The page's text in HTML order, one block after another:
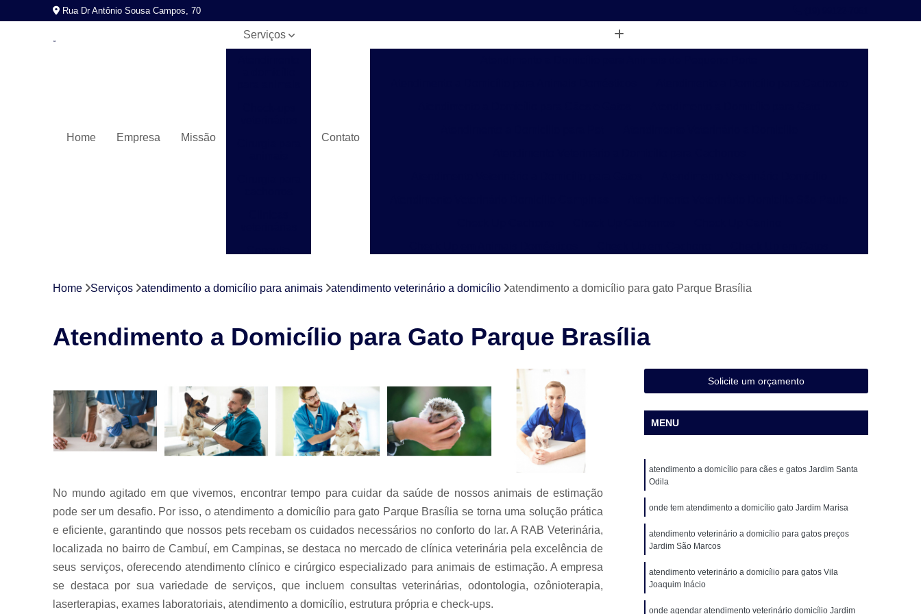
Rua Dr Antônio Sousa Campos, 70
Home Empresa Missão
Serviços
Exames
Exames para
animais
Limpeza de
tártaro
Odontologia
para animais
para animais
Odontologia
para pet
Ozonioterapia
animal
Veterinários
Contato
Check-up Veterinário em Cachorro
Check-up Veterinário para Gatos
Cirurgia em Animais Campinas
Cirurgia em Animais de Grande Porte
Cirurgia Ortopédica em Cachorro
Cirurgia Ortopédica para Cachorro
Cirurgia Ortopédica Veterinária
Cirurgia para Animais de Médio Porte
Cirurgia para Cachorros de Pequeno Porte
Cirurgia para Gatos
Cirurgia de Castração de Cachorro
Cirurgia de Catarata em Cães
Cirurgia de Catarata para Cachorro
Cirurgia de Patela em Cachorro
Cirurgia em Cachorro Idoso
Cirurgia Luxação de Patela Cães
Cirurgia para Cachorro Campinas
Cirurgia para Cachorro São Paulo
Clínica 24 Horas Veterinária
Clínica Veterinária
Clínica Veterinária 24 Horas
Clínica Veterinária com Atendimento a Domicílio
Home Serviços atendimento a domicílio para animais atendimento veterinário a domicílio atendimento a domicílio para gato Parque Brasília
Atendimento a Domicílio para Gato Parque Brasília
No mundo agitado em que vivemos, encontrar tempo para cuidar da saúde de nossos animais de estimação
pode ser um desafio. Por isso, o atendimento a domicílio para gato Parque Brasília se torna uma solução prática
e eficiente, garantindo que nossos pets recebam os cuidados necessários no conforto do lar. A RAB Veterinária,
localizada no bairro de Cambuí, em Campinas, se destaca no mercado de clínica veterinária pela excelência de
seus serviços, oferecendo atendimento clínico e cirúrgico especializado para animais de estimação. A empresa
se destaca por sua variedade de serviços, que incluem consultas veterinárias, odontologia, ozônioterapia,
laserterapias, exames laboratoriais, atendimento a domicílio, estrutura própria e check-ups.
Solicite um orçamento
MENU
atendimento a domicílio para cães e gatos Jardim Santa
Odila
onde tem atendimento a domicílio gato Jardim Marisa
atendimento veterinário a domicílio para gatos preços
Jardim São Marcos
atendimento veterinário a domicílio para gatos Vila
Joaquim Inácio
onde agendar atendimento veterinário domicílio Jardim